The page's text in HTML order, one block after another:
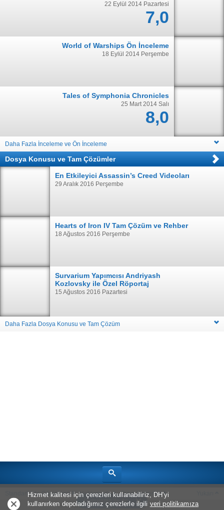
Uygulama ile Aç
22 Eylül 2014 Pazartesi
7,0
World of Warships Ön İnceleme
18 Eylül 2014 Perşembe
Tales of Symphonia Chronicles
25 Mart 2014 Salı
8,0
Daha Fazla İnceleme ve Ön İnceleme
Dosya Konusu ve Tam Çözümler
En Etkileyici Assassin’s Creed Videoları
29 Aralık 2016 Perşembe
Hearts of Iron IV Tam Çözüm ve Rehber
18 Ağustos 2016 Perşembe
Survarium Yapımcısı Andriyash
Kozlovsky ile Özel Röportaj
15 Ağustos 2016 Pazartesi
Daha Fazla Dosya Konusu ve Tam Çözüm
Standart Site Görünümü Hakkımızda Oyun Haberleri
Telif Hakkı © 2026Bölüm Sonu Canavarı
Hizmet kalitesi için çerezleri kullanabiliriz, DH'yi
kullanırken depoladığımız çerezlerle ilgili veri politikamıza